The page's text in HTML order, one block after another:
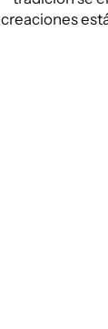
creaciones